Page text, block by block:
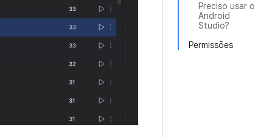
Preciso usar o
Android
Studio?
Permissões